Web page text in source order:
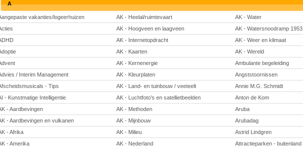
A
vakanties/logeerhuizen AK - Heelal/ruimtevaart
AK - Water
AK - Hoogveen en laagveen
AK - Watersnoodramp 1953
AK - Internetopdracht
AK - Weer en klimaat
AK - Kaarten
AK - Wereld
AK - Kernenergie
Ambulante begeleiding
/ Interim Management
AK - Kleurplaten
Angststoornissen
- Tips
AK - Land- en tuinbouw / veeteelt
Annie M.G. Schmidt
- Kunstmatige Intelligentie
AK - Luchtfoto's en satellietbeelden
Anton de Kom
- Aardbevingen
AK - Methoden
Aruba
- Aardbevingen en vulkanen
AK - Mijnbouw
Arubadag
- Afrika
AK - Milieu
Astrid Lindgren
- Amerika
AK - Nederland
Attractieparken - buitenland